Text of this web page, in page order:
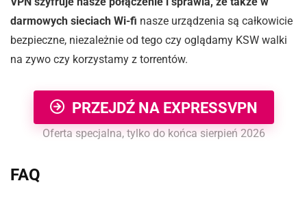
darmowych sieciach Wi-fi nasze urządzenia są całkowicie
bezpieczne, niezależnie od tego czy oglądamy KSW walki
na zywo czy korzystamy z torrentów.
PRZEJDŹ NA EXPRESSVPN
Oferta specjalna, tylko do końca sierpień 2026
FAQ